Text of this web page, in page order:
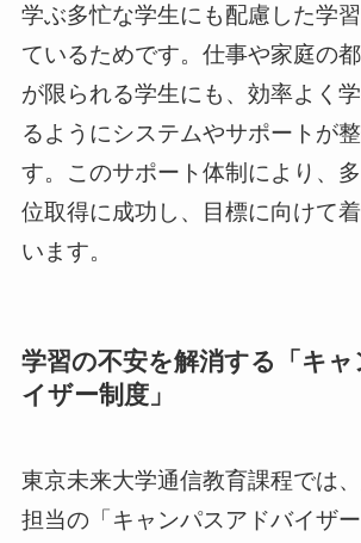
学ぶ多忙な学生にも配慮した学
ているためです。仕事や家庭の
が限られる学生にも、効率よく
るようにシステムやサポートが
す。このサポート体制により、
位取得に成功し、目標に向けて
います。
学習の不安を解消する「キ
イザー制度」
東京未来大学通信教育課程では
担当の「キャンパスアドバイザ